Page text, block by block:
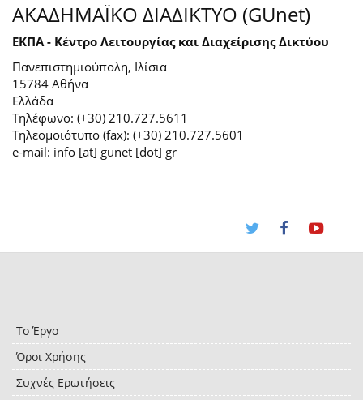
ΑΚΑΔΗΜΑΪΚΟ ΔΙΑΔΙΚΤΥΟ (GUnet)
ΕΚΠΑ - Κέντρο Λειτουργίας και Διαχείρισης Δικτύου
Πανεπιστημιούπολη, Ιλίσια
15784 Αθήνα
Ελλάδα
Τηλέφωνο: (+30) 210.727.5611
Τηλεομοιότυπο (fax): (+30) 210.727.5601
e-mail: info [at] gunet [dot] gr
Το Έργο
Όροι Χρήσης
Συχνές Ερωτήσεις